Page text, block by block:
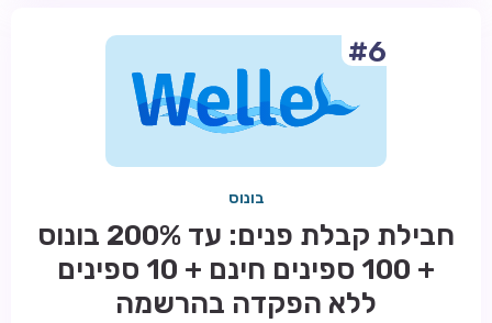
#6
בונוס
חבילת קבלת פנים: עד 200% בונוס
+ 100 ספינים חינם + 10 ספינים
ללא הפקדה בהרשמה